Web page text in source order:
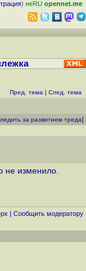
) неRU opennet.me
Пред. тема | След. тема
за развитием треда]
не изменило.
| Cообщить модератору